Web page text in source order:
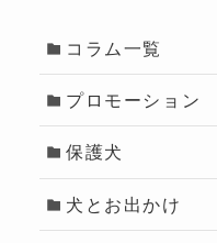
コラム一覧
プロモーション
保護犬
犬とお出かけ